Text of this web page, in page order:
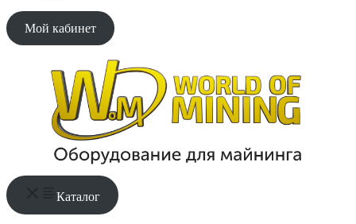
Мой кабинет
Каталог